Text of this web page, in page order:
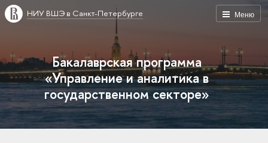
Меню
НИУ ВШЭ в Санкт-Петербурге
Бакалаврская программа
«Управление и аналитика в
государственном секторе»